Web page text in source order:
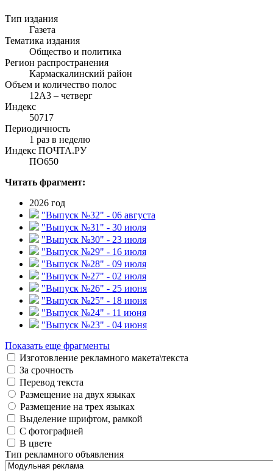
Тип издания
Газета
Тематика издания
Общество и политика
Регион распространения
Кармаскалинский район
Объем и количество полос
12А3 – четверг
Индекс
50717
Периодичность
1 раз в неделю
Индекс ПОЧТА.РУ
ПО650
Читать фрагмент:
2026 год
"Выпуск №32" - 06 августа
"Выпуск №31" - 30 июля
"Выпуск №30" - 23 июля
"Выпуск №29" - 16 июля
"Выпуск №28" - 09 июля
"Выпуск №27" - 02 июля
"Выпуск №26" - 25 июня
"Выпуск №25" - 18 июня
"Выпуск №24" - 11 июня
"Выпуск №23" - 04 июня
Показать еще фрагменты
Изготовление рекламного макета\текста
За срочность
Перевод текста
Размещение на двух языках
Размещение на трех языках
Выделение шрифтом, рамкой
С фотографией
В цвете
Тип рекламного объявления